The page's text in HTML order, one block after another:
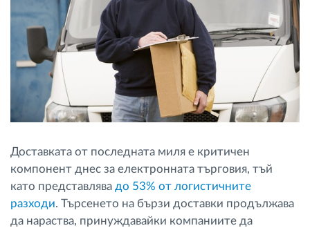
Как отговаряме на нуждите на всяка
флота
Калкулатор за спестявания
Доставката от последната миля е критичен
компонент днес за електронната търговия, тъй
като представлява до 53% от логистичните
разходи. Търсенето на бързи доставки продължава
да нараства, принуждавайки компаниите да